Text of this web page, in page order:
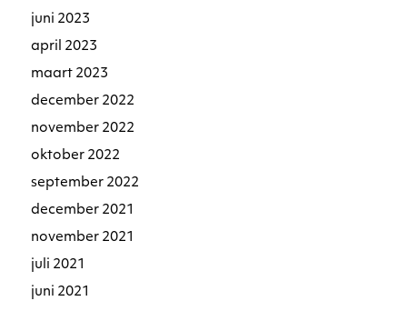
juni 2023
april 2023
maart 2023
december 2022
november 2022
oktober 2022
september 2022
december 2021
november 2021
juli 2021
juni 2021